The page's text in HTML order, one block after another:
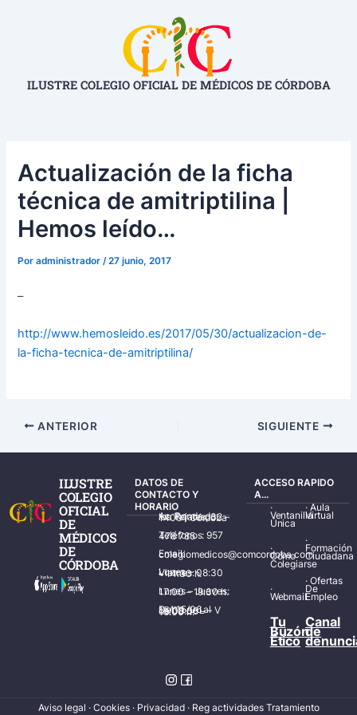
ILUSTRE COLEGIO OFICIAL DE MÉDICOS DE CÓRDOBA
Actualización de la ficha
técnica de amitriptilina |
Hemos leído…
Poradministrador /27 junio, 2017
–
http://www.hemosleido.es/2017/05/30/actualizacion-de-
la-ficha-tecnica-de-amitriptilina/
ANTERIOR SIGUIENTE
ILUSTRE
COLEGIO
OFICIAL
DE
MÉDICOS
DE
CÓRDOBA
DATOS DE
CONTACTO Y
HORARIO
Av. Ronda de los Tejares, 32 – 14001 Córdoba
Teléfonos: 957 478 785
Email: colegiomedicos@comcordoba.com
Lunes – Viernes: 08:30 – 14:30 h.
Lunes – Jueves: 17:00 – 19:30 h.
Del 15/06 al 15/09 de L – V de 08:00 – 15:00 h.
ACCESO RAPIDO
A...
·
Ventanilla
Única
·
Cómo
Colegiarse
·
Webmail
·Aula
Virtual
·
Formación
Ciudadana
·Ofertas
De
Empleo
Tu
Buzón
Ético
Canal
de
Aviso legal · Cookies· Privacidad · Reg actividades Tratamiento